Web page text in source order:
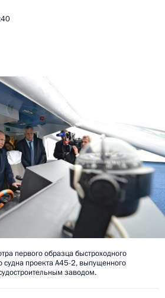
первого образца быстроходного
судна проекта А45-2, выпущенного
заводом.